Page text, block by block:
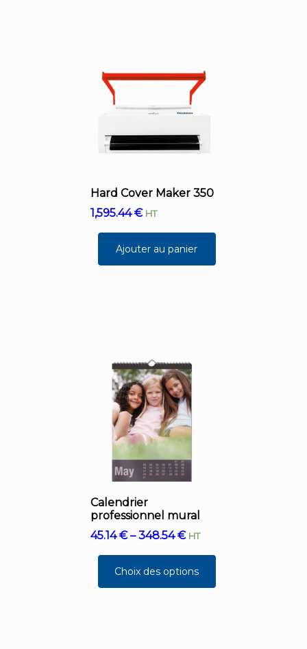
Hard Cover Maker 350
1,595.44€ HT
Ajouter au panier
Calendrier
professionnel mural
45.14€–348.54€ HT
Choix des options